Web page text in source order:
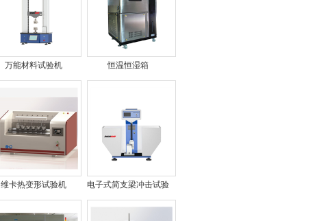
万能材料试验机 恒温恒湿箱
维卡热变形试验机
电子式简支梁冲击试验
机